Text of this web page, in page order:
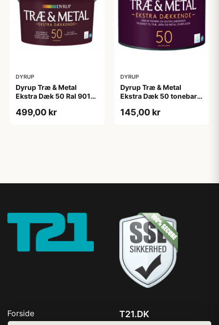
DYRUP
Dyrup Træ & Metal
Ekstra Dæk 50 Ral 9010
499,00 kr
DYRUP
Dyrup Træ & Metal
Ekstra Dæk 50 tonebar
145,00 kr
Forside
T21.DK